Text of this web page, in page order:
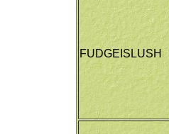
FUDGEISLUSH